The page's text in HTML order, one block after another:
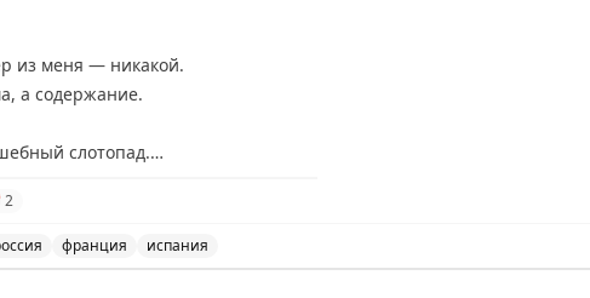
(конечно , нет)
забыв про визы. С актуальными предложениями и стоимостью
в бак на обратном пути, не срабатывает. Ввести бензин в
из меня — никакой.
а содержание.
слотопад.
2
франция испания